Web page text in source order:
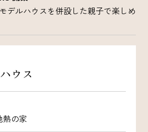
デルハウスを併設した親子で楽しめ
ウス
熱の家